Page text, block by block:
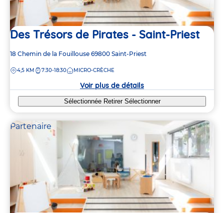
Des Trésors de Pirates - Saint-Priest
Adresse
la
18 Chemin de la Fouillouse 69800 Saint-Priest
DISTANCE
4,5 KM 7:30-18:30 MICRO-CRÈCHE
Voir plus de détails
Sélectionnée Retirer Sélectionner
Partenaire